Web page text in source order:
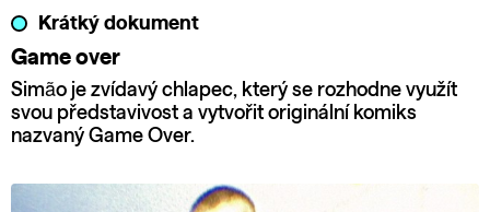
Krátký dokument
Game over
Simão je zvídavý chlapec, který se rozhodne využít
svou představivost a vytvořit originální komiks
nazvaný Game Over.